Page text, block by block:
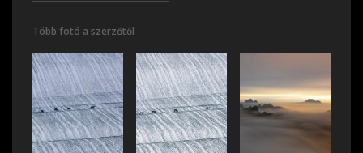
Több fotó a szerzőtől